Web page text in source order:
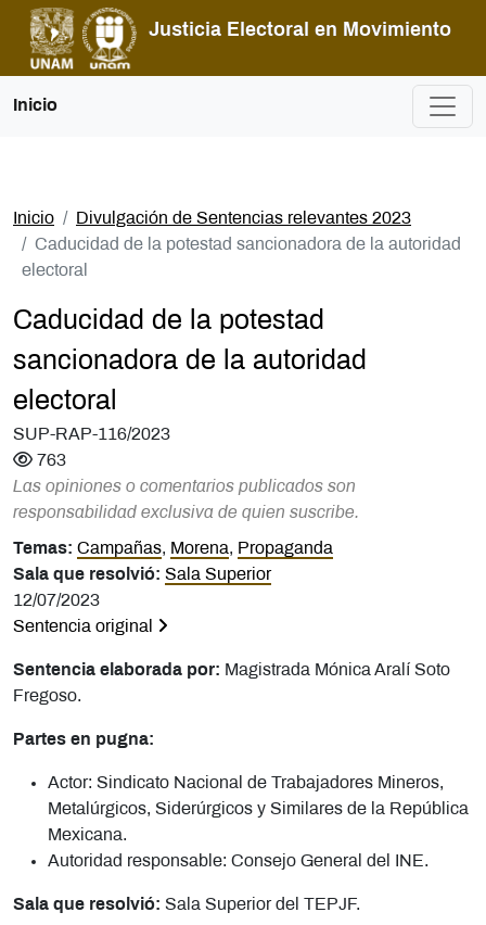
Justicia Electoral en Movimiento
Inicio
Inicio
Divulgación de Sentencias relevantes 2023
Caducidad de la potestad sancionadora de la autoridad
electoral
Caducidad de la potestad
sancionadora de la autoridad
electoral
SUP-RAP-116/2023
763
Las opiniones o comentarios publicados son
responsabilidad exclusiva de quien suscribe.
Temas: Campañas, Morena, Propaganda
Sala que resolvió: Sala Superior
12/07/2023
Sentencia original
Sentencia elaborada por: Magistrada Mónica Aralí Soto
Fregoso.
Partes en pugna:
Actor: Sindicato Nacional de Trabajadores Mineros,
Metalúrgicos, Siderúrgicos y Similares de la República
Mexicana.
Autoridad responsable: Consejo General del INE.
Sala que resolvió: Sala Superior del TEPJF.